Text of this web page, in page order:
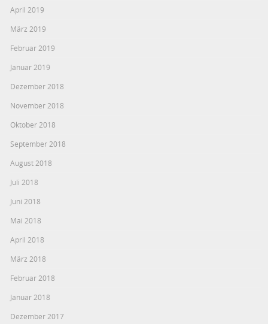
April 2019
März 2019
Februar 2019
Januar 2019
Dezember 2018
November 2018
Oktober 2018
September 2018
August 2018
Juli 2018
Juni 2018
Mai 2018
April 2018
März 2018
Februar 2018
Januar 2018
Dezember 2017